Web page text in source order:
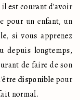
il est courant d'avoir
pour un enfant, un
si vous apprenez
depuis longtemps,
de faire de son
disponible pour
normal.